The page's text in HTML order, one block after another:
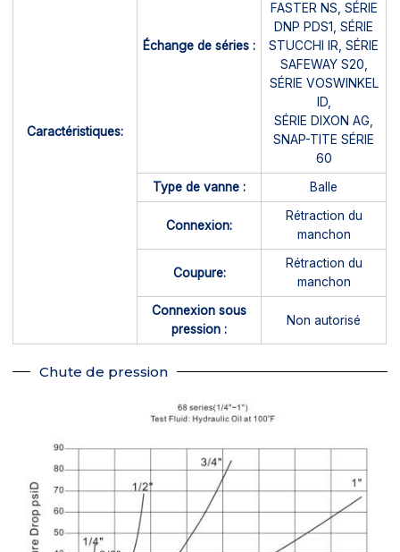
Caractéristiques:
Échange de séries :
FASTER NS, SÉRIE
DNP PDS1, SÉRIE
STUCCHI IR, SÉRIE
SAFEWAY S20,
SÉRIE VOSWINKEL
ID,
SÉRIE DIXON AG,
SNAP-TITE SÉRIE
60
Type de vanne :
Balle
Connexion:
Rétraction du
manchon
Coupure:
Rétraction du
manchon
Connexion sous
pression :
Non autorisé
Chute de pression